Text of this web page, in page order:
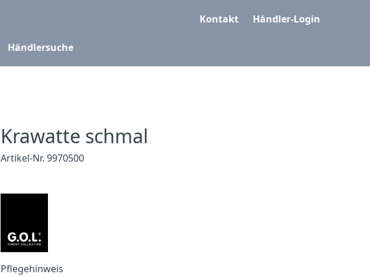
Kontakt Händler-Login
Händlersuche
Krawatte schmal
Artikel-Nr. 9970500
Pflegehinweis